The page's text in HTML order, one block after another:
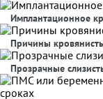
Имплантационное
Причины
Прозрачные